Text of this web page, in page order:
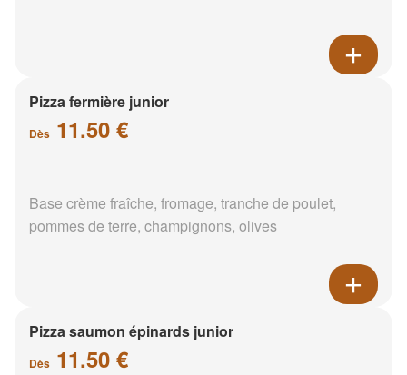
Pizza fermière junior
Dès 11.50 €
Base crème fraîche, fromage, tranche de poulet,
pommes de terre, champignons, olives
Pizza saumon épinards junior
Dès 11.50 €